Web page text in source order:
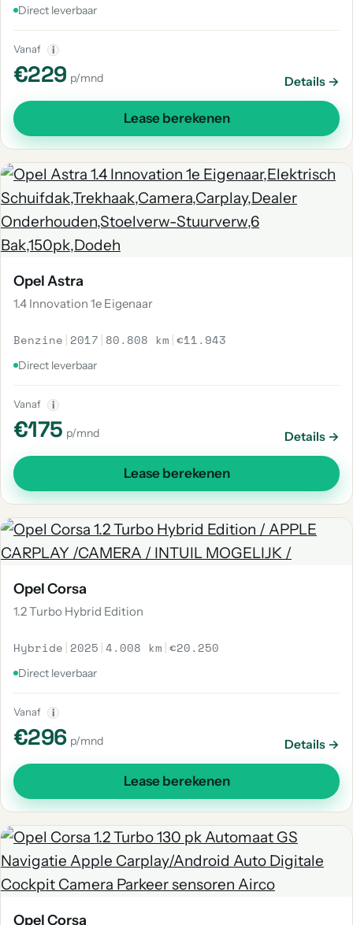
Direct leverbaar
Vanaf i
€229 p/mnd Details →
Lease berekenen
Opel Astra
1.4 Innovation 1e Eigenaar
Benzine | 2017 | 80.808 km |€11.943
Direct leverbaar
Vanaf i
€175 p/mnd Details →
Lease berekenen
Opel Corsa
1.2 Turbo Hybrid Edition
Hybride | 2025 |4.008 km |€20.250
Direct leverbaar
Vanaf i
€296 p/mnd Details →
Lease berekenen
Opel Corsa